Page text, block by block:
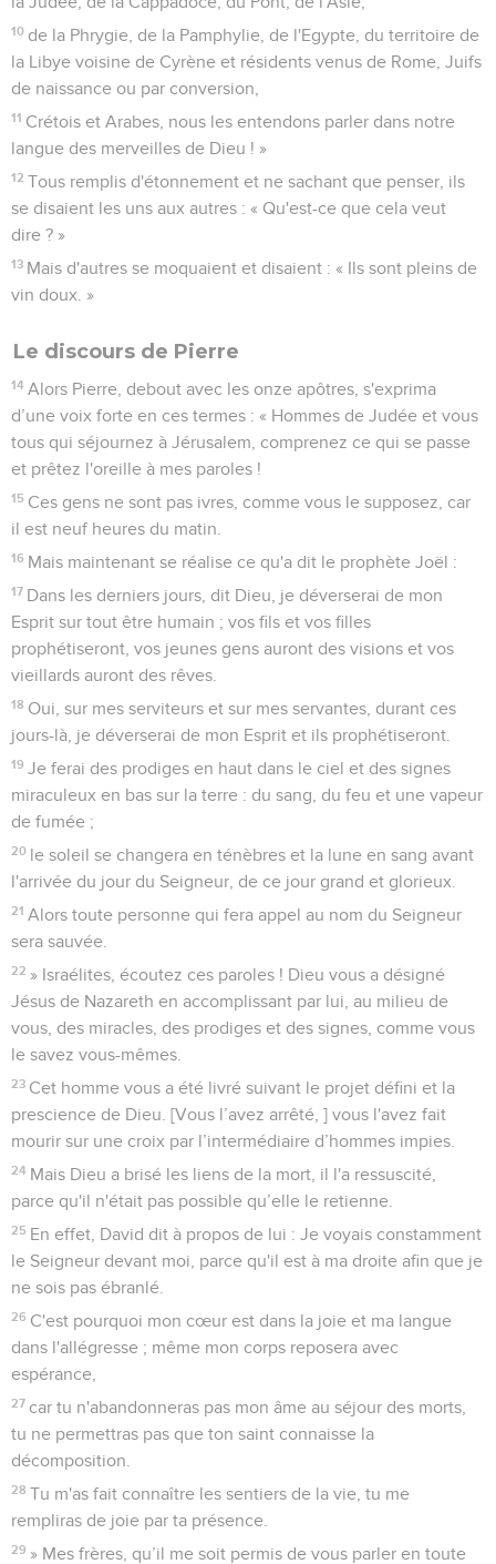
10 de la Phrygie, de la Pamphylie, de l'Egypte, du territoire de
la Libye voisine de Cyrène et résidents venus de Rome, Juifs
de naissance ou par conversion,
11 Crétois et Arabes, nous les entendons parler dans notre
langue des merveilles de Dieu ! »
12 Tous remplis d'étonnement et ne sachant que penser, ils
se disaient les uns aux autres : « Qu'est-ce que cela veut
dire ? »
13 Mais d'autres se moquaient et disaient : « Ils sont pleins de
vin doux. »
Le discours de Pierre
14 Alors Pierre, debout avec les onze apôtres, s'exprima
d’une voix forte en ces termes : « Hommes de Judée et vous
tous qui séjournez à Jérusalem, comprenez ce qui se passe
et prêtez l'oreille à mes paroles !
15 Ces gens ne sont pas ivres, comme vous le supposez, car
il est neuf heures du matin.
16 Mais maintenant se réalise ce qu'a dit le prophète Joël :
17 Dans les derniers jours, dit Dieu, je déverserai de mon
Esprit sur tout être humain ; vos fils et vos filles
prophétiseront, vos jeunes gens auront des visions et vos
vieillards auront des rêves.
18 Oui, sur mes serviteurs et sur mes servantes, durant ces
jours-là, je déverserai de mon Esprit et ils prophétiseront.
19 Je ferai des prodiges en haut dans le ciel et des signes
miraculeux en bas sur la terre : du sang, du feu et une vapeur
de fumée ;
20 le soleil se changera en ténèbres et la lune en sang avant
l'arrivée du jour du Seigneur, de ce jour grand et glorieux.
21 Alors toute personne qui fera appel au nom du Seigneur
sera sauvée.
22 » Israélites, écoutez ces paroles ! Dieu vous a désigné
Jésus de Nazareth en accomplissant par lui, au milieu de
vous, des miracles, des prodiges et des signes, comme vous
le savez vous-mêmes.
23 Cet homme vous a été livré suivant le projet défini et la
prescience de Dieu. [Vous l’avez arrêté, ] vous l'avez fait
mourir sur une croix par l’intermédiaire d’hommes impies.
24 Mais Dieu a brisé les liens de la mort, il l'a ressuscité,
parce qu'il n'était pas possible qu’elle le retienne.
25 En effet, David dit à propos de lui : Je voyais constamment
le Seigneur devant moi, parce qu'il est à ma droite afin que je
ne sois pas ébranlé.
26 C'est pourquoi mon cœur est dans la joie et ma langue
dans l'allégresse ; même mon corps reposera avec
espérance,
27 car tu n'abandonneras pas mon âme au séjour des morts,
tu ne permettras pas que ton saint connaisse la
décomposition.
28 Tu m'as fait connaître les sentiers de la vie, tu me
rempliras de joie par ta présence.
29 » Mes frères, qu’il me soit permis de vous parler en toute